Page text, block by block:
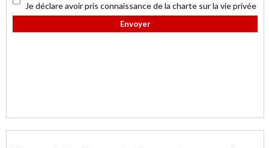
Je déclare avoir pris connaissance de la charte sur la vie privée